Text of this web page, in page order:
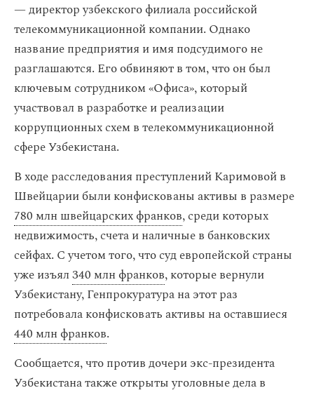
— директор узбекского филиала российской
телекоммуникационной компании. Однако
название предприятия и имя подсудимого не
разглашаются. Его обвиняют в том, что он был
ключевым сотрудником «Офиса», который
участвовал в разработке и реализации
коррупционных схем в телекоммуникационной
сфере Узбекистана.
В ходе расследования преступлений Каримовой в
Швейцарии были конфискованы активы в размере
780 млн швейцарских франков, среди которых
недвижимость, счета и наличные в банковских
сейфах. С учетом того, что суд европейской страны
уже изъял340 млн франков, которые вернули
Узбекистану, Генпрокуратура на этот раз
потребовала конфисковать активы на оставшиеся
440 млн франков.
Сообщается, что против дочери экс-президента
Узбекистана также открыты уголовные дела в